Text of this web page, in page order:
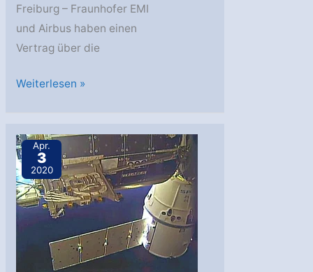
Freiburg – Fraunhofer EMI
und Airbus haben einen
Vertrag über die
ISS:
Bartolomeo
Weiterlesen »
Apr.
3
2020